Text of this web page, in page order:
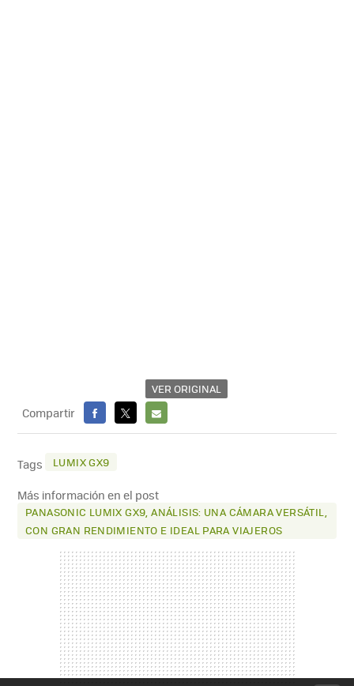
VER ORIGINAL
Compartir
FACEBOOK
X
E-
Tags LUMIX GX9
Más información en el post
PANASONIC LUMIX GX9, ANÁLISIS: UNA CÁMARA VERSÁTIL,
CON GRAN RENDIMIENTO E IDEAL PARA VIAJEROS